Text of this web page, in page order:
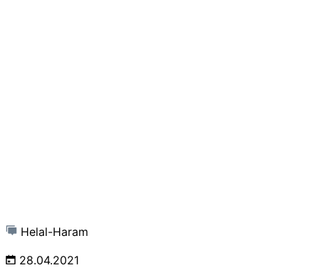
Helal-Haram
28.04.2021